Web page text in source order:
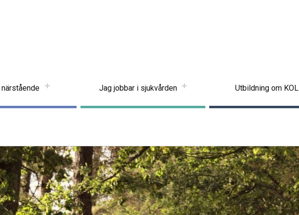
Jag jobbar i sjukvården Utbildning om KOL